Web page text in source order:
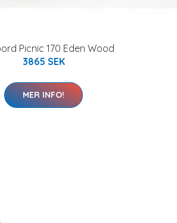
Picnic 170 Eden Wood
3865 SEK
MER INFO!